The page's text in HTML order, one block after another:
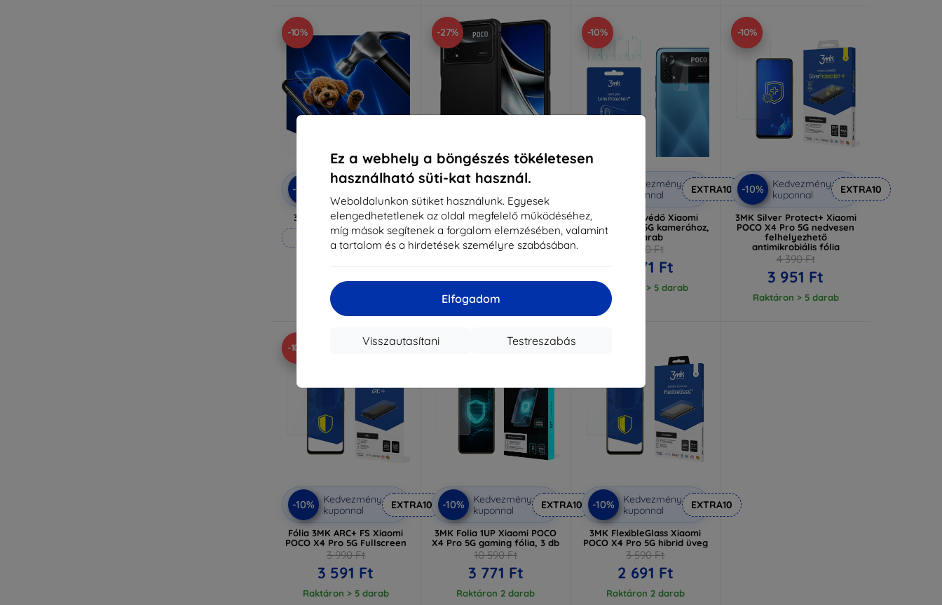
Ez a webhely a böngészés tökéletesen
használható süti-kat használ.
Weboldalunkon sütiket használunk. Egyesek
elengedhetetlenek az oldal megfelelő működéséhez,
míg mások segítenek a forgalom elemzésében, valamint
a tartalom és a hirdetések személyre szabásában.
Elfogadom
Testreszabás
Visszautasítani
-10%
-10%
Kedvezmény
kuponnal
3mk Hammer védőfólia
Méretre készítve
6 291 Ft
Raktáron 4 darab
-27%
Kedvezmény
kuponnal
SPIGEN RUGGED ARMOR
XIAOMI POCO X4 PRO 5G
matt fekete (ACS04541)
7 790 Ft
-10%
Kedvezmény
kuponnal
EXTRA10
3MK lencsevédő Xiaomi
POCO X4 Pro 5G kamerához,
4 darab
3 190 Ft
2 871 Ft
Raktáron > 5 darab
-10%
-10%
Kedvezmény
kuponnal
EXTRA10
3MK Silver Protect+ Xiaomi
POCO X4 Pro 5G nedvesen
felhelyezhető
antimikrobiális fólia
4 390 Ft
3 951 Ft
Raktáron > 5 darab
-10%
-10%
Kedvezmény
kuponnal
EXTRA10
Fólia 3MK ARC+ FS Xiaomi
POCO X4 Pro 5G Fullscreen
3 990 Ft
3 591 Ft
Raktáron > 5 darab
-64%
-10%
Kedvezmény
kuponnal
EXTRA10
3MK Folia 1UP Xiaomi POCO
X4 Pro 5G gaming fólia, 3 db
10 590 Ft
3 771 Ft
Raktáron 2 darab
-10%
Kedvezmény
kuponnal
EXTRA10
3MK FlexibleGlass Xiaomi
POCO X4 Pro 5G hibrid üveg
3 590 Ft
2 691 Ft
Raktáron 2 darab